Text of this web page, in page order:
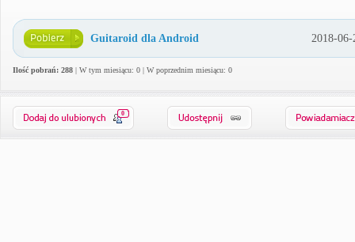
Guitaroid dla Android 2018-06-
Ilość pobrań: 288 | W tym miesiącu: 0 | W poprzednim miesiącu: 0
0